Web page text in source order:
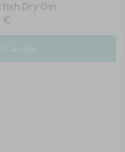
Dry Gin
€
Carrello